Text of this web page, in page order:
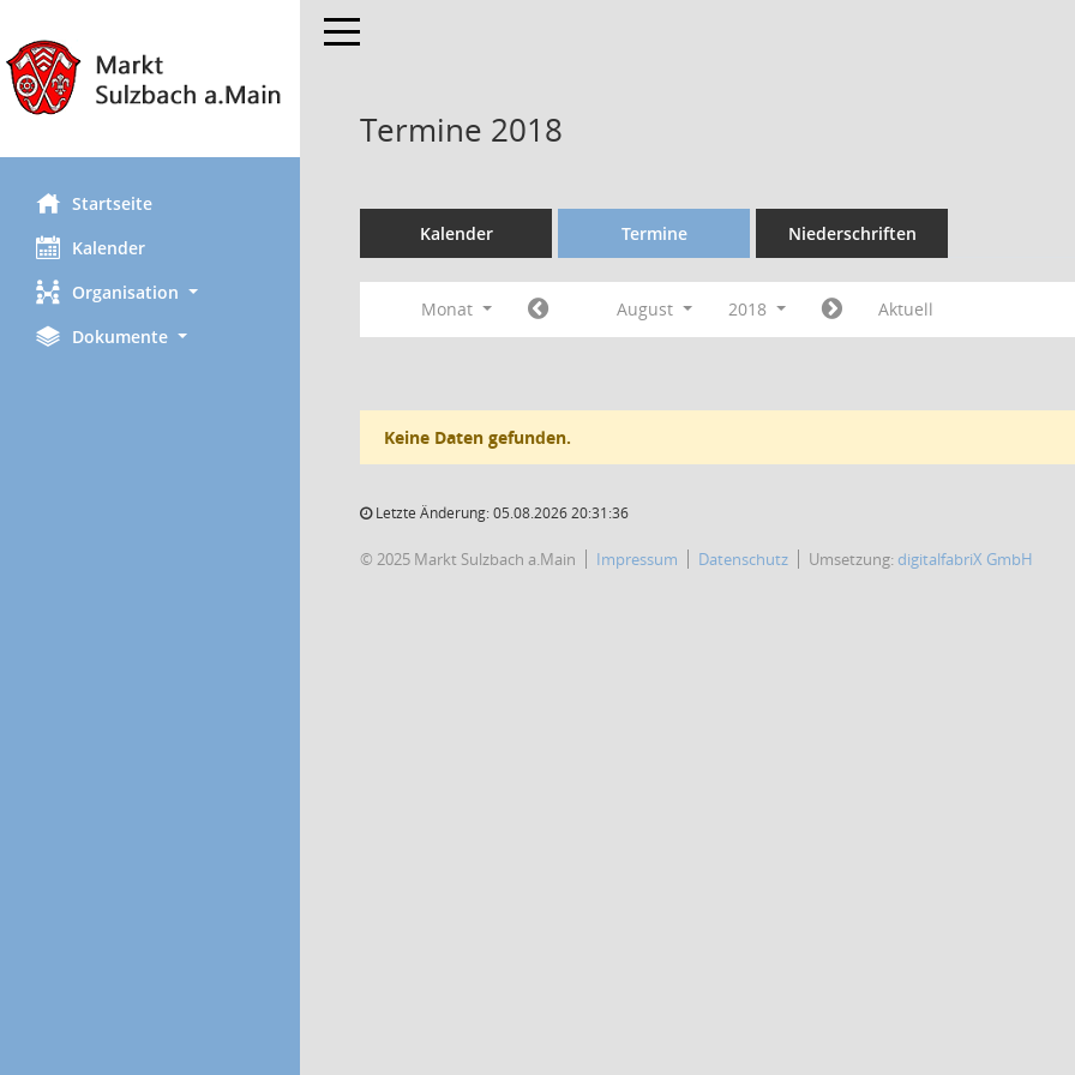
Startseite
Kalender
Organisation
Dokumente
Toggle navigation
Termine 2018
Kalender Termine Niederschriften
Monat August 2018 Aktuell
Keine Daten gefunden.
Letzte Änderung: 05.08.2026 20:31:36
© 2025 Markt Sulzbach a.Main Impressum Datenschutz Umsetzung: digitalfabriX GmbH